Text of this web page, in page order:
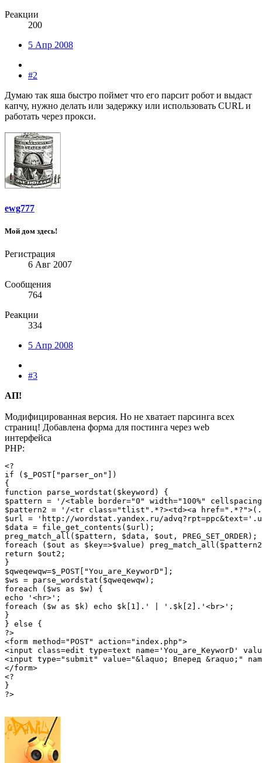
Реакции
200
5 Апр 2008
#2
Думаю так яша быстро поймет что его парсит робот и выдаст
капчу, нужно делать или задержку или использовать CURL и
работать через прокси.
ewg777
Мой дом здесь!
Регистрация
6 Авг 2007
Сообщения
764
Реакции
334
5 Апр 2008
#3
АП!
Модифицированная версия. Но не хватает парсинга всех
страниц! Добавлена форма для постинга через web
интерфейса
PHP:
<?
if ($_POST["parser_on"])
{
function parse_wordstat($keyword) {
$pattern = '/<table border="0" width="100%"
$pattern2 = '/<tr class="tlist".*?><td><a
$url = 'http://wordstat.yandex.ru/
$data = file_get_contents($url);
preg_match_all($pattern, $data, $out, PREG_SET_ORDER);
foreach ($out as $key=>$value)
return $out2;
}
$qweqewqw=$_POST["You_are_KeyworD"];
$ws = parse_wordstat($qweqewqw);
foreach ($ws as $w) {
echo '<hr>';
foreach ($w as $k) echo $k[1].' | '.$k[2].'<br>';
}
} else {
?>
<form method="POST" action="index.php">
<input class=edit type=text name='You_are_KeyworD'
<input type="submit" value="&laquo; Вперед &raquo;"
</form>
<?
}
?>